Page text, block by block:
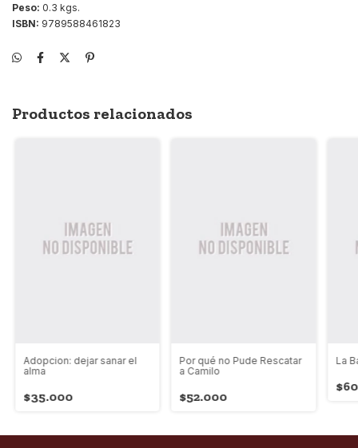
Peso: 0.3 kgs.
ISBN: 9789588461823
Productos relacionados
Adopcion: dejar sanar el
alma
$35.000
Por qué no Pude Rescatar
a Camilo
$52.000
La